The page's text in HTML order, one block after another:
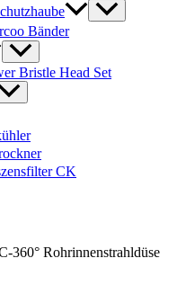
Bänder
Bristle Head Set
CK
360° Rohrinnenstrahldüse